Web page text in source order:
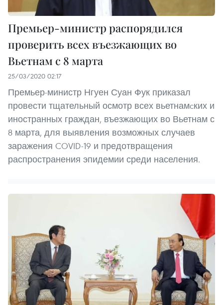
Премьер-министр распорядился
проверить всех въезжающих во
Вьетнам с 8 марта
25/03/2020 02:17
Премьер-министр Нгуен Суан Фук приказал
провести тщательный осмотр всех вьетнамcких и
иностранных граждан, въезжающих во Вьетнам с
8 марта, для выявления возможных случаев
заражения COVID-19 и предотвращения
распространения эпидемии среди населения.